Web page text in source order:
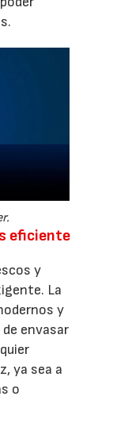
eficiente
y
La
y
envasar
ya sea a
o